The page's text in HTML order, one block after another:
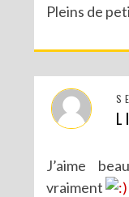
Pleins de
J’aime
vraiment